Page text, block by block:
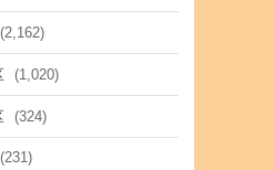
(2,162)
(1,020)
(324)
(231)